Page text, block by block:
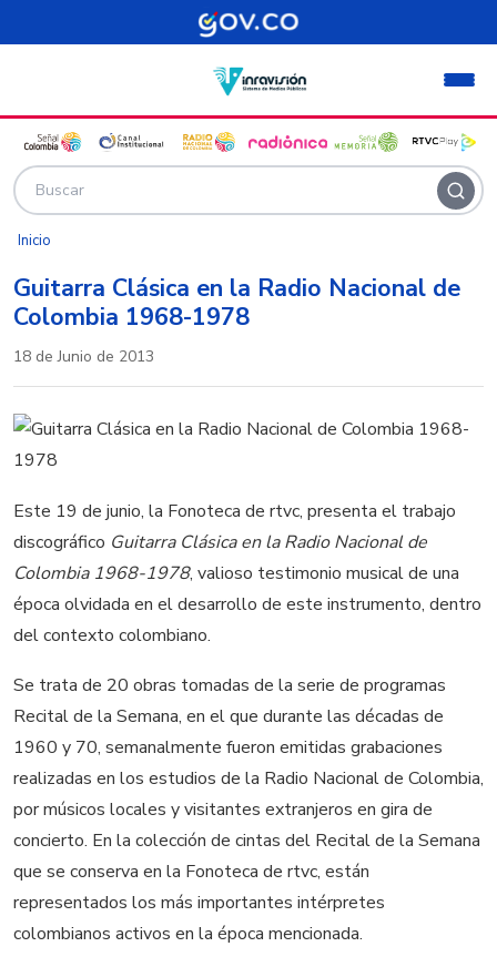
Pasar al contenido principal
Inicio
Guitarra Clásica en la Radio Nacional de
Colombia 1968-1978
18 de Junio de 2013
Este 19 de junio, la Fonoteca de rtvc, presenta el trabajo
discográfico Guitarra Clásica en la Radio Nacional de
Colombia 1968-1978, valioso testimonio musical de una
época olvidada en el desarrollo de este instrumento, dentro
del contexto colombiano.
Se trata de 20 obras tomadas de la serie de programas
Recital de la Semana, en el que durante las décadas de
1960 y 70, semanalmente fueron emitidas grabaciones
realizadas en los estudios de la Radio Nacional de Colombia,
por músicos locales y visitantes extranjeros en gira de
concierto. En la colección de cintas del Recital de la Semana
que se conserva en la Fonoteca de rtvc, están
representados los más importantes intérpretes
colombianos activos en la época mencionada.